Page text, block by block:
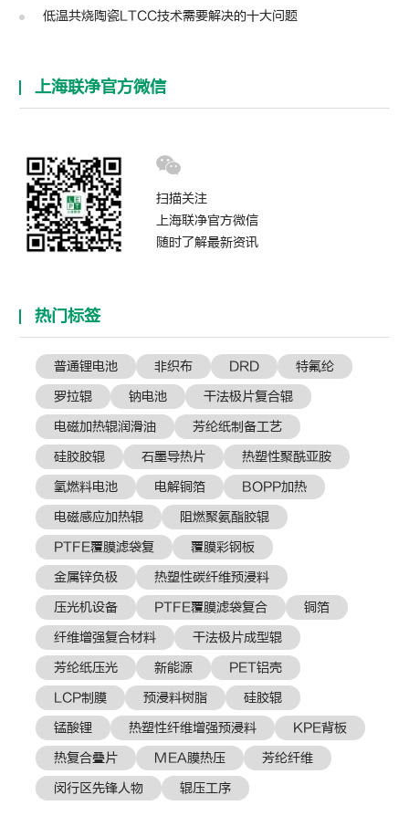
低温共烧陶瓷LTCC技术需要解决的十大问题
上海联净官方微信
扫描关注
上海联净官方微信
随时了解最新资讯
热门标签
普通锂电池 非织布 DRD
特氟纶
罗拉辊
钠电池
干法极片复合辊
电磁加热辊润滑油
芳纶纸制备工艺
硅胶胶辊
石墨导热片
热塑性聚酰亚胺
氢燃料电池
电解铜箔
BOPP加热
电磁感应加热辊
阻燃聚氨酯胶辊
PTFE覆膜滤袋复
覆膜彩钢板
金属锌负极
热塑性碳纤维预浸料
压光机设备
PTFE覆膜滤袋复合
铜箔
纤维增强复合材料
干法极片成型辊
芳纶纸压光
新能源
PET铝壳
LCP制膜
预浸料树脂
硅胶辊
锰酸锂
热塑性纤维增强预浸料
KPE背板
热复合叠片
MEA膜热压
芳纶纤维
闵行区先锋人物
辊压工序